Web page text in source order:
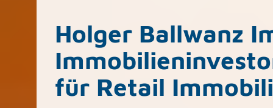
Holger Ballwanz
für Retail